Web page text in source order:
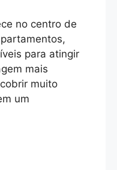
no centro de
para atingir
mais
muito
um